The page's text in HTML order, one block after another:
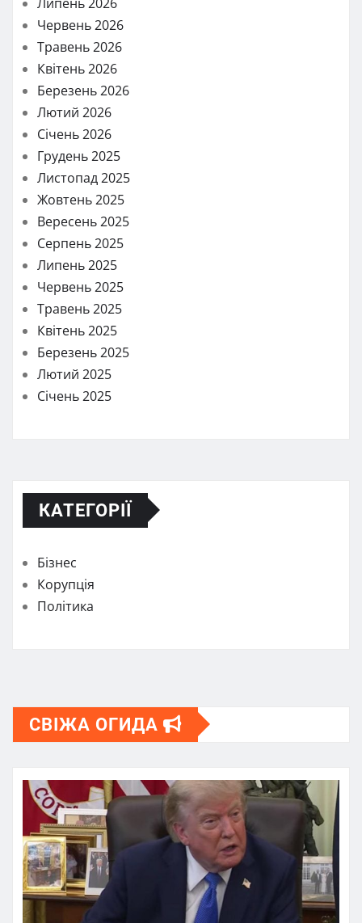
Червень 2026
Травень 2026
Квітень 2026
Березень 2026
Лютий 2026
Січень 2026
Грудень 2025
Листопад 2025
Жовтень 2025
Вересень 2025
Серпень 2025
Липень 2025
Червень 2025
Травень 2025
Квітень 2025
Березень 2025
Лютий 2025
Січень 2025
КАТЕГОРІЇ
Бізнес
Корупція
Політика
СВІЖА ОГИДА